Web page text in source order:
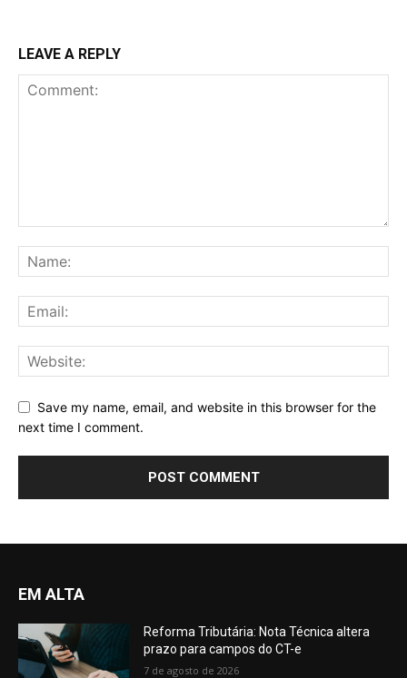
LEAVE A REPLY
Save my name, email, and website in this browser for the
next time I comment.
EM ALTA
Reforma Tributária: Nota Técnica altera
prazo para campos do CT-e
7 de agosto de 2026